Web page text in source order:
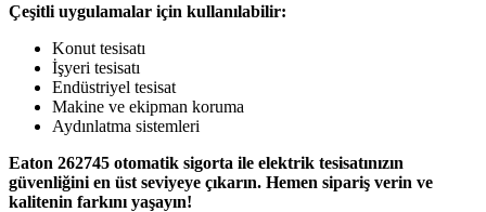
Çeşitli uygulamalar için kullanılabilir:
Konut tesisatı
İşyeri tesisatı
Endüstriyel tesisat
Makine ve ekipman koruma
Aydınlatma sistemleri
Eaton 262745 otomatik sigorta ile elektrik tesisatınızın
güvenliğini en üst seviyeye çıkarın. Hemen sipariş verin ve
kalitenin farkını yaşayın!